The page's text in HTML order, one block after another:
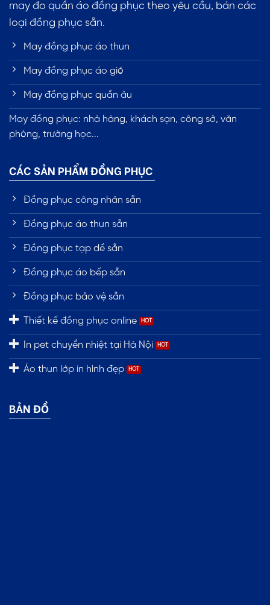
may đo quần áo đồng phục theo yêu cầu, bán các
loại đồng phục sẵn.
May đồng phục áo thun
May đồng phục áo gió
May đồng phục quần âu
May đồng phục: nhà hàng, khách sạn, công sở, văn
phòng, trường học...
CÁC SẢN PHẨM ĐỒNG PHỤC
Đồng phục công nhân sẵn
Đồng phục áo thun sẵn
Đồng phục tạp dề sẵn
Đồng phục áo bếp sẵn
Đồng phục bảo vệ sẵn
Thiết kế đồng phục online
In pet chuyển nhiệt tại Hà Nội
Áo thun lớp in hình đẹp
BẢN ĐỒ